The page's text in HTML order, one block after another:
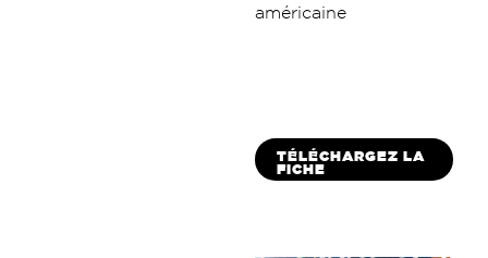
américaine
TÉLÉCHARGEZ LA
FICHE